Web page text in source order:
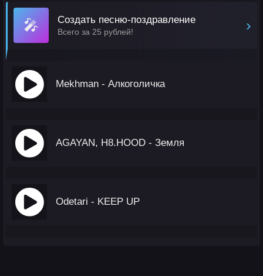
🎤 Создать песню-поздравление
Всего за 25 рублей! ›
Mekhman - Алкоголичка
AGAYAN, H8.HOOD - Земля
Odetari - KEEP UP